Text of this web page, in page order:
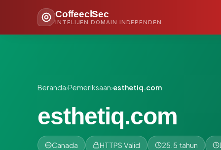
CoffeeclSec
INTELIJEN DOMAIN INDEPENDEN
Beranda›Pemeriksaan›esthetiq.com
esthetiq.com
Canada HTTPS Valid 25.5 tahun